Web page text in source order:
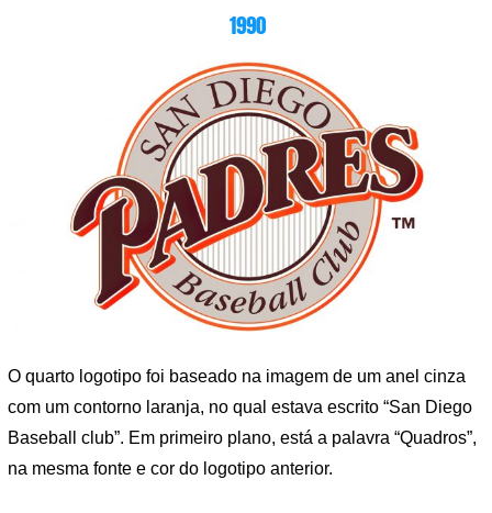
1990
O quarto logotipo foi baseado na imagem de um anel cinza
com um contorno laranja, no qual estava escrito “San Diego
Baseball club”. Em primeiro plano, está a palavra “Quadros”,
na mesma fonte e cor do logotipo anterior.